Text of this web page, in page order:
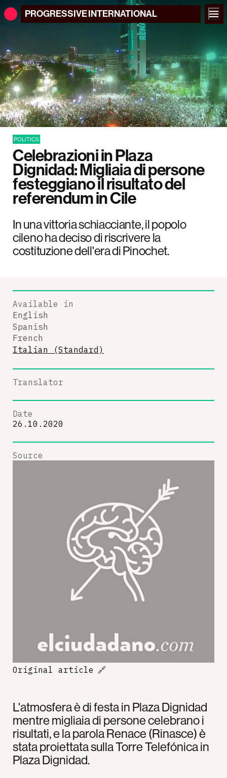
PROGRESSIVEINTERNATIONAL
POLITICS
Celebrazioni in Plaza
Dignidad: Migliaia di persone
festeggiano il risultato del
referendum in Cile
In una vittoria schiacciante, il popolo
cileno ha deciso di riscrivere la
costituzione dell'era di Pinochet.
L'atmosfera è di festa in Plaza Dignidad
mentre migliaia di persone celebrano i
risultati, e la parola Renace (Rinasce) è
stata proiettata sulla Torre Telefónica in
Plaza Dignidad.
Available in
English
Spanish
French
Italian (Standard)
Translator
Date
26.10.2020
Source
Original article 🔗